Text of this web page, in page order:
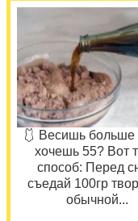
🩱 Весишь больше
хочешь 55? Вот
способ: Перед
съедай 100гр
обычной...